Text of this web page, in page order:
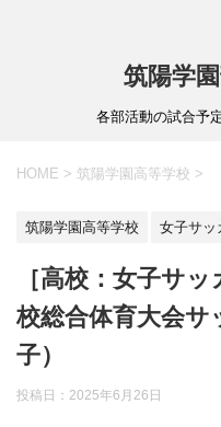
筑陽学
各部活動の試合予
HOME > 筑陽学園高等学校 >
筑陽学園高等学校 女子サッ
［高校：女子サ
校総合体育大会サ
子）
投稿日： 2025年6月26日